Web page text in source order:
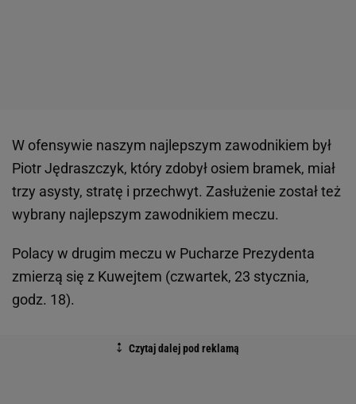
W ofensywie naszym najlepszym zawodnikiem był
Piotr Jędraszczyk, który zdobył osiem bramek, miał
trzy asysty, stratę i przechwyt. Zasłużenie został też
wybrany najlepszym zawodnikiem meczu.
Polacy w drugim meczu w Pucharze Prezydenta
zmierzą się z Kuwejtem (czwartek, 23 stycznia,
godz. 18).